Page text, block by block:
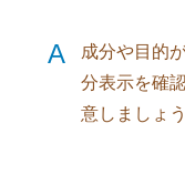
A
成分や目的
分表示を確
意しましょう